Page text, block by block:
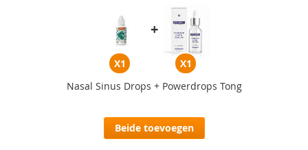
X1
+
X1
Nasal Sinus Drops + Powerdrops Tong
Beide toevoegen